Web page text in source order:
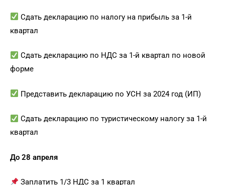
Сдать декларацию по налогу на прибыль за 1-й
квартал
Сдать декларацию по НДС за 1-й квартал по новой
форме
Представить декларацию по УСН за 2024 год (ИП)
Сдать декларацию по туристическому налогу за 1-й
квартал
До 28 апреля
Заплатить 1/3 НДС за 1 квартал